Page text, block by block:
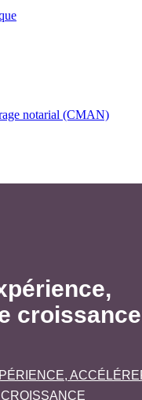
notarial (CMAN)
croissance